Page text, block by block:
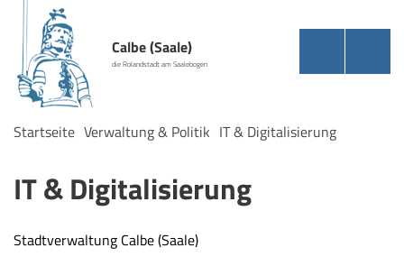
Calbe (Saale)
die Rolandstadt am Saalebogen
Startseite Verwaltung & Politik IT & Digitalisierung
IT & Digitalisierung
Stadtverwaltung Calbe (Saale)